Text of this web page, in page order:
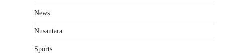
News
Nusantara
Sports